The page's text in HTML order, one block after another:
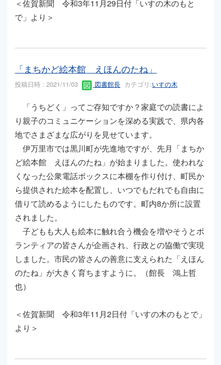
＜佐賀新聞 令和3年11月29日付「いすの木のもと
で」より＞
「まちかど絵本館 えほんのたね」
投稿日時 : 2021/11/03 図書館長 カテゴリ:いすの木
「うちどく」ってご存知ですか？家庭での読書によ
り親子のコミュニケーションを深める実践で、県内各
地でさまざまな広がりを見せています。
伊万里市では黒川町が先進地ですが、先月「まちか
ど絵本館 えほんのたね」が始まりました。使われな
くなった公衆電話ボックスに本棚を作り付け、町民か
ら提供された絵本を配置し、いつでもだれでも自由に
借りて読めるようにしたものです。町内8か所に設置
されました。
子どもも大人も絵本に触れ合う機会を増やそうとボ
ランティアの皆さんが企画され、行政との協働で実現
しました。市民の皆さんの善意に支えられた「えほん
のたね」が大きく育ちますように。（館長 鴻上哲
也）
＜佐賀新聞 令和3年11月2日付「いすの木のもとで」
より＞